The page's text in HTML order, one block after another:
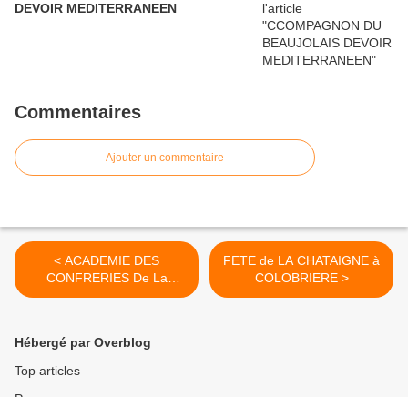
DEVOIR MEDITERRANEEN
Commentaires
Ajouter un commentaire
< ACADEMIE DES
CONFRERIES De La
REGION PACA
FETE de LA CHATAIGNE à
COLOBRIERE >
Hébergé par Overblog
Top articles